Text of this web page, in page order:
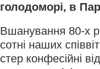
голодоморі, в
Вшанування 80-х
сотні наших
стер конфесійні